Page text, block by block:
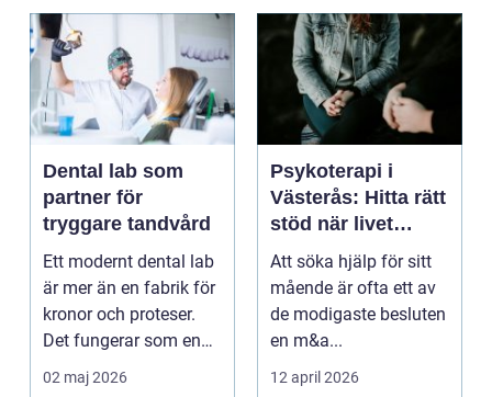
Dental lab som
partner för
tryggare tandvård
Ett modernt dental lab
är mer än en fabrik för
kronor och proteser.
Det fungerar som en
förlängning ...
02 maj 2026
Psykoterapi i
Västerås: Hitta rätt
stöd när livet
skaver
Att söka hjälp för sitt
mående är ofta ett av
de modigaste besluten
en m&a...
12 april 2026